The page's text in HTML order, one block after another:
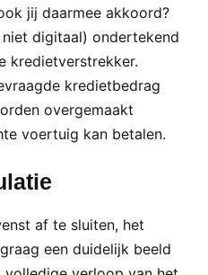
jij daarmee akkoord?
digitaal) ondertekend
kredietverstrekker.
kredietbedrag
overgemaakt
voertuig kan betalen.
af te sluiten, het
een duidelijk beeld